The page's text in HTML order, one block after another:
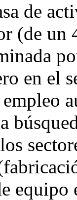
de
(de un
en el